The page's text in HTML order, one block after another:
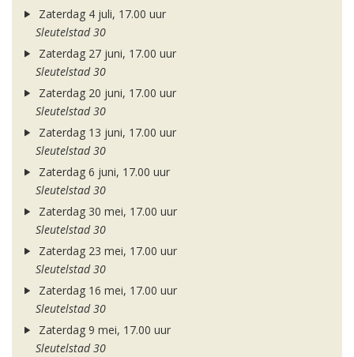
Zaterdag 4 juli, 17.00 uur
Sleutelstad 30
Zaterdag 27 juni, 17.00 uur
Sleutelstad 30
Zaterdag 20 juni, 17.00 uur
Sleutelstad 30
Zaterdag 13 juni, 17.00 uur
Sleutelstad 30
Zaterdag 6 juni, 17.00 uur
Sleutelstad 30
Zaterdag 30 mei, 17.00 uur
Sleutelstad 30
Zaterdag 23 mei, 17.00 uur
Sleutelstad 30
Zaterdag 16 mei, 17.00 uur
Sleutelstad 30
Zaterdag 9 mei, 17.00 uur
Sleutelstad 30